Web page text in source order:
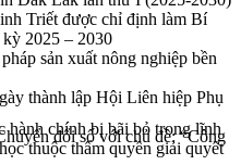
Triết được chỉ định làm Bí
2025 – 2030
sản xuất nông nghiệp bền
thành lập Hội Liên hiệp Phụ
đổi số với chủ đề: “Công
hành chính bị bãi bỏ trong lĩnh
thuộc thẩm quyền giải quyết